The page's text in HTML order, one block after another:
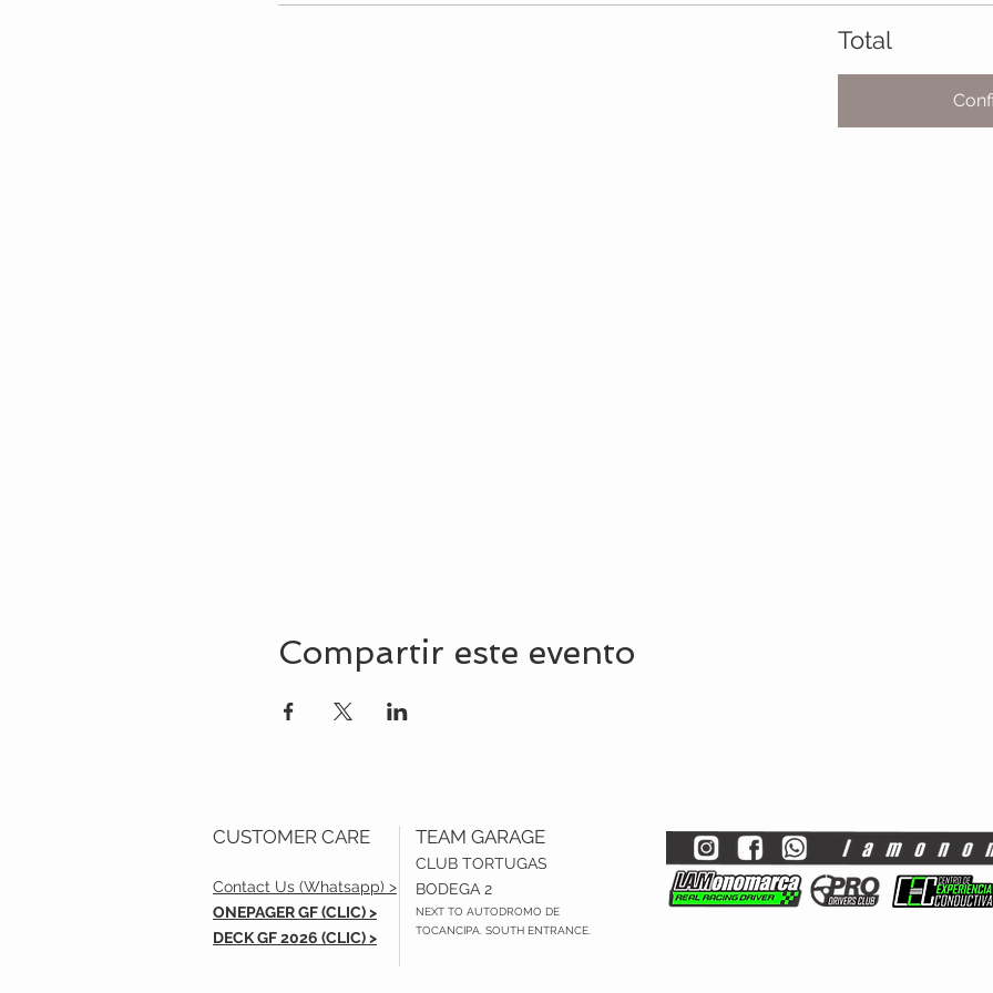
Total
Compartir este evento
CUSTOMER CARE
Contact Us (Whatsapp) >
ONEPAGER GF (CLIC) >
DECK GF 2026 (CLIC) >
TEAM GARAGE​
CLUB TORTUGAS
BODEGA 2
NEXT TO AUTODROMO DE
TOCANCIPA. SOUTH ENTRANCE.